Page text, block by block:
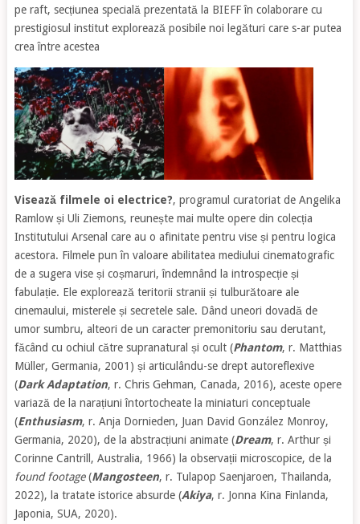
pe raft, secțiunea specială prezentată la BIEFF în colaborare cu
prestigiosul institut explorează posibile noi legături care s-ar putea
crea între acestea
Visează filmele oi electrice?, programul curatoriat de Angelika
Ramlow și Uli Ziemons, reunește mai multe opere din colecția
Institutului Arsenal care au o afinitate pentru vise și pentru logica
acestora. Filmele pun în valoare abilitatea mediului cinematografic
de a sugera vise și coșmaruri, îndemnând la introspecție și
fabulație. Ele explorează teritorii stranii și tulburătoare ale
cinemaului, misterele și secretele sale. Dând uneori dovadă de
umor sumbru, alteori de un caracter premonitoriu sau derutant,
făcând cu ochiul către supranatural și ocult (Phantom, r. Matthias
Müller, Germania, 2001) și articulându-se drept autoreflexive
(Dark Adaptation, r. Chris Gehman, Canada, 2016), aceste opere
variază de la narațiuni întortocheate la miniaturi conceptuale
(Enthusiasm, r. Anja Dornieden, Juan David González Monroy,
Germania, 2020), de la abstracțiuni animate (Dream, r. Arthur și
Corinne Cantrill, Australia, 1966) la observații microscopice, de la
found footage(Mangosteen, r. Tulapop Saenjaroen, Thailanda,
2022), la tratate istorice absurde (Akiya, r. Jonna Kina Finlanda,
Japonia, SUA, 2020).